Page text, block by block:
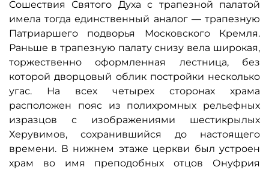
Сошествия Святого Духа с трапезной палатой
имела тогда единственный аналог — трапезную
Патриаршего подворья Московского Кремля.
Раньше в трапезную палату снизу вела широкая,
торжественно оформленная лестница, без
которой дворцовый облик постройки несколько
угас. На всех четырех сторонах храма
расположен пояс из полихромных рельефных
изразцов с изображениями шестикрылых
Херувимов, сохранившийся до настоящего
времени. В нижнем этаже церкви был устроен
храм во имя преподобных отцов Онуфрия